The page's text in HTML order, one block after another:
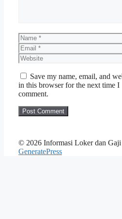
Name
Email
Website
Save my name, email, and
in this browser for the next time I
comment.
© 2026 Informasi Loker dan Gaji
GeneratePress